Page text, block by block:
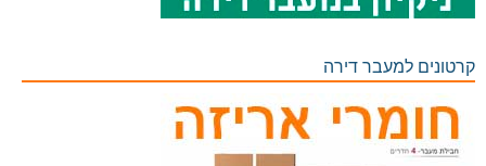
קרטונים למעבר דירה